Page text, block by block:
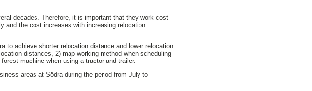
decades. Therefore, it is important that they work cost
and the cost increases with increasing relocation
to achieve shorter relocation distance and lower relocation
distances, 2) map working method when scheduling
machine when using a tractor and trailer.
areas at Södra during the period from July to